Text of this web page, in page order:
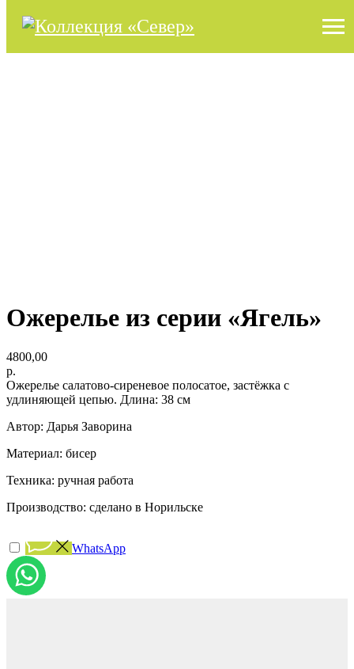
Ожерелье из серии «Ягель»
4800,00
р.
Ожерелье салатово-сиреневое полосатое, застёжка с
удлиняющей цепью. Длина: 38 см
Автор: Дарья Заворина
Материал: бисер
Техника: ручная работа
Производство: сделано в Норильске
WhatsApp